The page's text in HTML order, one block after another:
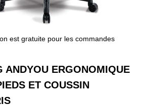
est gratuite pour les commandes
ANDYOU ERGONOMIQUE
ET COUSSIN